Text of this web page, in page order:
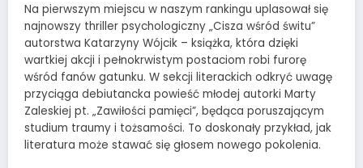
Na pierwszym miejscu w naszym rankingu uplasował się
najnowszy thriller psychologiczny „Cisza wśród świtu”
autorstwa Katarzyny Wójcik – książka, która dzięki
wartkiej akcji i pełnokrwistym postaciom robi furorę
wśród fanów gatunku. W sekcji literackich odkryć uwagę
przyciąga debiutancka powieść młodej autorki Marty
Zaleskiej pt. „Zawiłości pamięci”, będąca poruszającym
studium traumy i tożsamości. To doskonały przykład, jak
literatura może stawać się głosem nowego pokolenia.